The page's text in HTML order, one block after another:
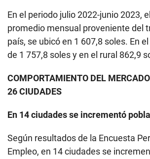
En el periodo julio 2022-junio 2023,
promedio mensual proveniente del
país, se ubicó en 1 607,8 soles. En
de 1 757,8 soles y en el rural 862,9
COMPORTAMIENTO DEL
26 CIUDADES
En 14 ciudades se incrementó
Según resultados de la Encuesta
Empleo, en 14 ciudades se